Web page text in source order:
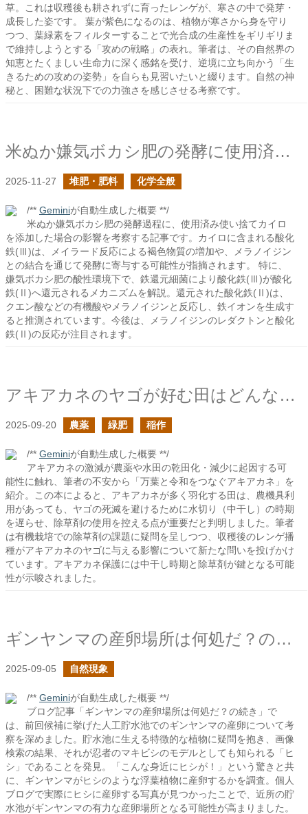
草。これは収穫後も耕されずに育ったレンゲが、寒さの中で発芽・
成長した姿です。 葉が紫色になるのは、植物が寒さから身を守り
つつ、葉緑素をフィルターすることで光合成の生産性をギリギリま
で維持しようとする「攻めの戦略」の表れ。筆者は、その自然界の
知恵とたくましい生命力に深く感銘を受け、逆境に立ち向かう「生
きるための攻めの姿勢」を自らも見習いたいと綴ります。自然の神
秘と、困難な状況下での力強さを感じさせる考察です。
米ぬか嫌気ボカシ肥の発酵に使用済み使い捨てカイロを添加したらどうなるか？
2025-11-27 堆肥・肥料 化学全般
/** Geminiが自動生成した概要 **/
米ぬか嫌気ボカシ肥の発酵過程に、使用済み使い捨てカイロ
を添加した場合の影響を考察する記事です。カイロに含まれる酸化
鉄(Ⅲ)は、メイラード反応による褐色物質の増加や、メラノイジン
との結合を通じて発酵に寄与する可能性が指摘されます。 特に、
嫌気ボカシ肥の酸性環境下で、鉄還元細菌により酸化鉄(Ⅲ)が酸化
鉄(Ⅱ)へ還元されるメカニズムを解説。還元された酸化鉄(Ⅱ)は、
クエン酸などの有機酸やメラノイジンと反応し、鉄イオンを生成す
ると推測されています。今後は、メラノイジンのレダクトンと酸化
鉄(Ⅱ)の反応が注目されます。
アキアカネのヤゴが好む田はどんなところ？
2025-09-20 農薬 緑肥 稲作
/** Geminiが自動生成した概要 **/
アキアカネの激減が農薬や水田の乾田化・減少に起因する可
能性に触れ、筆者の不安から「万葉と令和をつなぐアキアカネ」を
紹介。この本によると、アキアカネが多く羽化する田は、農機具利
用があっても、ヤゴの死滅を避けるために水切り（中干し）の時期
を遅らせ、除草剤の使用を控える点が重要だと判明しました。筆者
は有機栽培での除草剤の課題に疑問を呈しつつ、収穫後のレンゲ播
種がアキアカネのヤゴに与える影響について新たな問いを投げかけ
ています。アキアカネ保護には中干し時期と除草剤が鍵となる可能
性が示唆されました。
ギンヤンマの産卵場所は何処だ？の続き
2025-09-05 自然現象
/** Geminiが自動生成した概要 **/
ブログ記事「ギンヤンマの産卵場所は何処だ？の続き」で
は、前回候補に挙げた人工貯水池でのギンヤンマの産卵について考
察を深めました。貯水池に生える特徴的な植物に疑問を抱き、画像
検索の結果、それが忍者のマキビシのモデルとしても知られる「ヒ
シ」であることを発見。「こんな身近にヒシが！」という驚きと共
に、ギンヤンマがヒシのような浮葉植物に産卵するかを調査。個人
ブログで実際にヒシに産卵する写真が見つかったことで、近所の貯
水池がギンヤンマの有力な産卵場所となる可能性が高まりました。